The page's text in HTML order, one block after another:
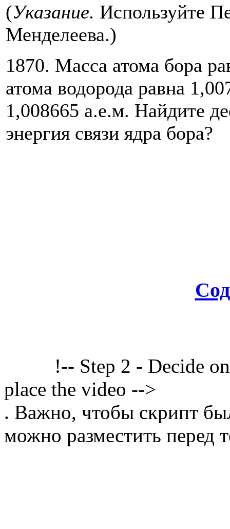
(Указание. Используйте
Менделеева.)
1870. Масса атома бора
атома водорода равна
1,008665 а.е.м. Найдите
энергия связи ядра бора?
!-- Step 2 - Decide
place the video -->
. Важно, чтобы скрипт
можно разместить перед